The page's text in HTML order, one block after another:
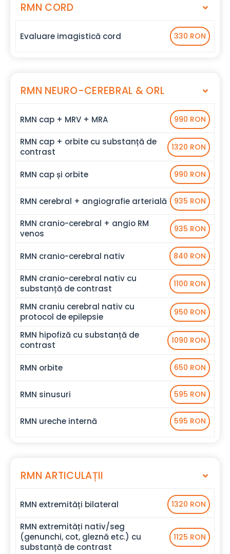
RMN CORD
Evaluare imagistică cord 330 RON
RMN NEURO-CEREBRAL & ORL
RMN cap + MRV + MRA 990 RON
RMN cap + orbite cu substanță de
contrast
1320 RON
RMN cap și orbite 990 RON
RMN cerebral + angiografie arterială 935 RON
RMN cranio-cerebral + angio RM
venos
935 RON
RMN cranio-cerebral nativ 840 RON
RMN cranio-cerebral nativ cu
substanță de contrast
1100 RON
RMN craniu cerebral nativ cu
protocol de epilepsie
950 RON
RMN hipofiză cu substanță de
contrast
1090 RON
RMN orbite 650 RON
RMN sinusuri 595 RON
RMN ureche internă 595 RON
RMN ARTICULAȚII
RMN extremități bilateral 1320 RON
RMN extremități nativ/seg
(genunchi, cot, gleznă etc.) cu
substanță de contrast
1125 RON